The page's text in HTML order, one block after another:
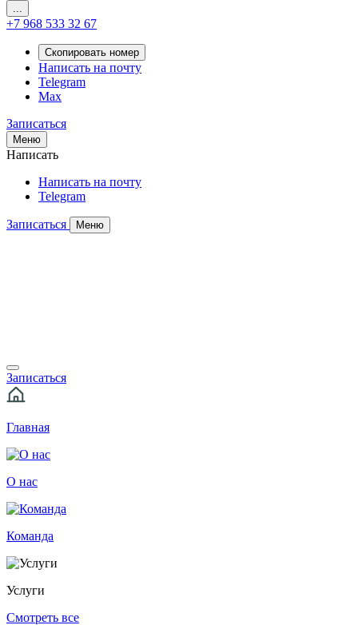
...
+7 968 533 32 67
Скопировать номер
Написать на почту
Telegram
Max
Записаться
Меню
Написать
Написать на почту
Telegram
Записаться Меню
Записаться
Главная
О нас
Команда
Услуги
Смотреть все